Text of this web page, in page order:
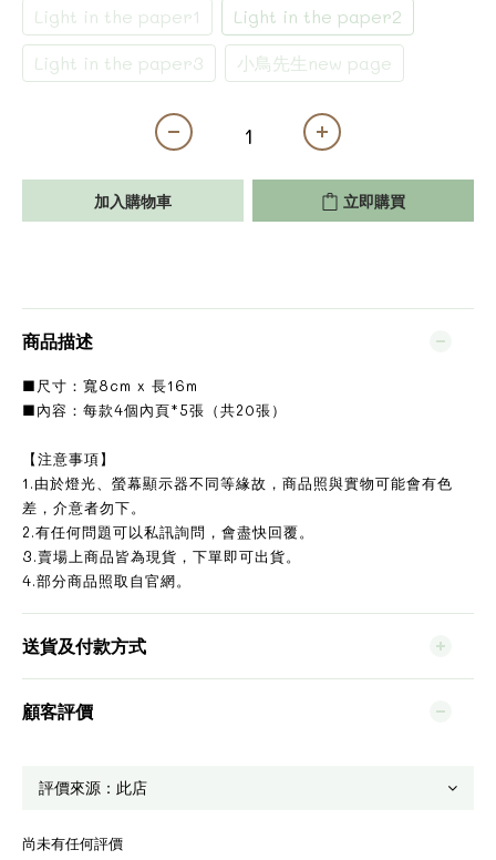
Light in the paper1
Light in the paper2
Light in the paper3
小鳥先生new page
加入購物車 立即購買
商品描述
■尺寸：寬8cm x 長16m
■內容：每款4個內頁*5張（共20張）
【注意事項】
1.由於燈光、螢幕顯示器不同等緣故，商品照與實物可能會有色
差，介意者勿下。
2.有任何問題可以私訊詢問，會盡快回覆。
3.賣場上商品皆為現貨，下單即可出貨。
4.部分商品照取自官網。
送貨及付款方式
顧客評價
尚未有任何評價